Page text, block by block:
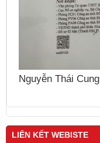
Nguyễn Thái Cung
LIÊN KẾT WEBISTE